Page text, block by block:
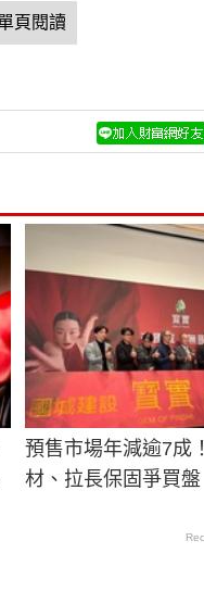
預售市場年減逾7成
材、拉長保固爭買盤